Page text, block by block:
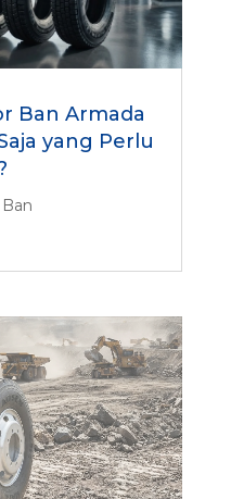
Ban Armada
yang Perlu
Ban